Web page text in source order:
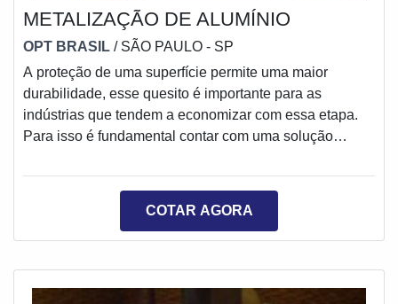
METALIZAÇÃO DE ALUMÍNIO
OPT BRASIL / SÃO PAULO - SP
A proteção de uma superfície permite uma maior
durabilidade, esse quesito é importante para as
indústrias que tendem a economizar com essa etapa.
Para isso é fundamental contar com uma solução
a metalização de alumínio, que é feita com um potente
maior.Especificações relevantes do materialA
ou spray
COTAR AGORA